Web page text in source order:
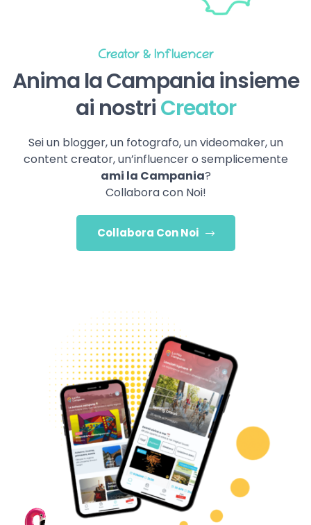
Creator & Influencer
Anima la Campania insieme
ai nostriCreator
Sei un blogger, un fotografo, un videomaker, un
content creator, un’influencer o semplicemente
ami la Campania?
Collabora con Noi!
Collabora Con Noi